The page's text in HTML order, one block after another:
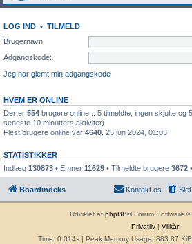
LOG IND • TILMELD
Brugernavn:
Adgangskode:
Jeg har glemt min adgangskode
HVEM ER ONLINE
Der er 554 brugere online :: 5 tilmeldte, ingen skjulte
seneste 10 minutters aktivitet)
Flest brugere online var 4640 , 25 jun 2024, 01:03
STATISTIKKER
Indlæg 130873 • Emner 11629 • Tilmeldte brugere 3672
Boardindeks Kontakt os
Udviklet af phpBB® Forum Software
Privatliv| Vilkår
Time: 0.014s | Peak Memory Usage: 883.87